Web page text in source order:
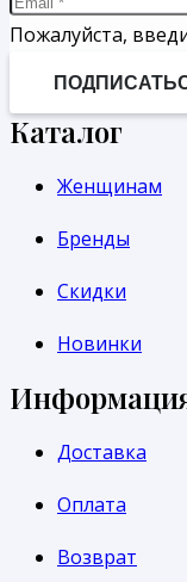
Пожалуйста,
Каталог
Женщинам
Бренды
Скидки
Новинки
Доставка
Оплата
Возврат